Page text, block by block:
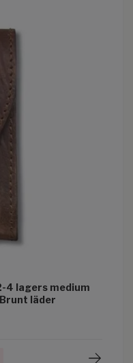
4 lagers medium
läder